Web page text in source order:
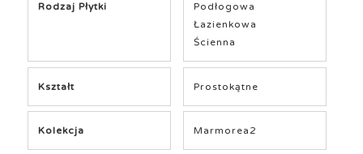
Rodzaj Płytki
Podłogowa
Łazienkowa
Ścienna
Kształt Prostokątne
Kolekcja Marmorea2